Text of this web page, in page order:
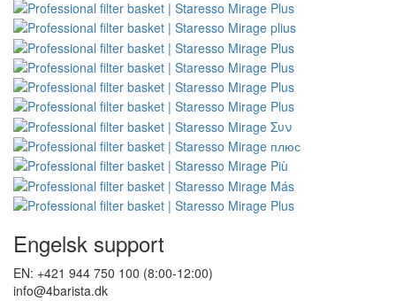
Engelsk support
EN: +421 944 750 100 (8:00-12:00)
info@4barista.dk